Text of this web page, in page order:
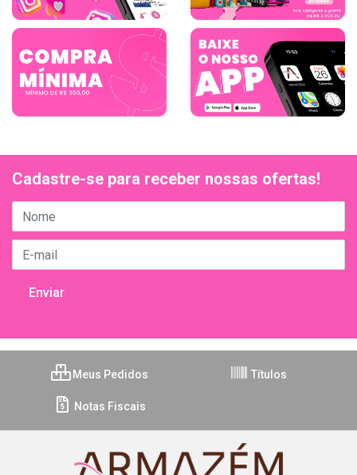
Cadastre-se para receber nossas ofertas!
Meus Pedidos Títulos
Notas Fiscais